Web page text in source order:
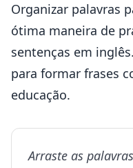
Organizar palavras
ótima maneira de
sentenças em
para formar frases
educação.
Arraste as